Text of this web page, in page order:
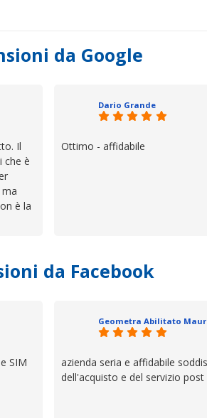
da Google
Il
che è
è la
ho
oltre
Dario Grande
Ottimo - affidabile
da Facebook
SIM
azienda seria e affidabile
dell'acquisto e del servizio post